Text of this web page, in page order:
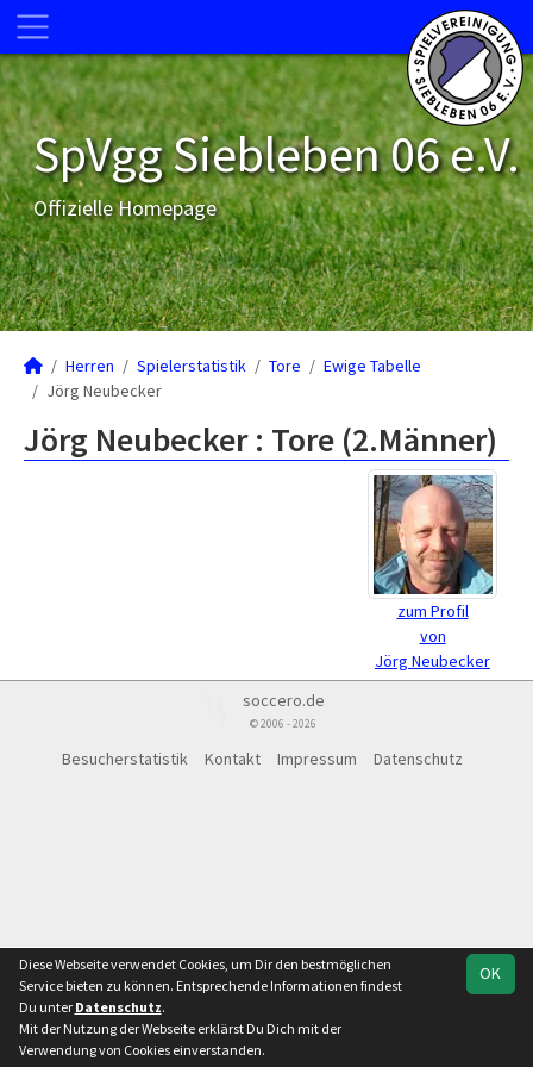
SpVgg Siebleben 06 e.V.
Offizielle Homepage
Herren Spielerstatistik Tore
Ewige Tabelle
Jörg Neubecker
Jörg Neubecker : Tore (2.Männer)
zum Profil
von
Jörg Neubecker
soccero.de
© 2006 - 2026
Besucherstatistik Kontakt Impressum Datenschutz
OK
Diese Webseite verwendet Cookies, um Dir den bestmöglichen
Service bieten zu können. Entsprechende Informationen findest
Du unter Datenschutz.
Mit der Nutzung der Webseite erklärst Du Dich mit der
Verwendung von Cookies einverstanden.